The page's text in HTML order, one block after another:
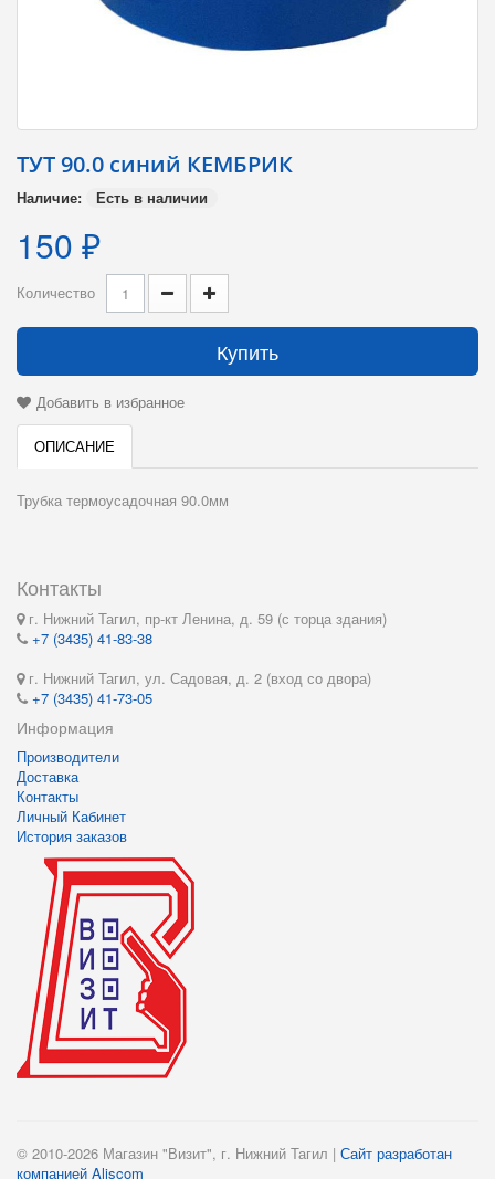
ТУТ 90.0 синий КЕМБРИК
Наличие: Есть в наличии
150 ₽
Количество
Купить
Добавить в избранное
ОПИСАНИЕ
Трубка термоусадочная 90.0мм
Контакты
г. Нижний Тагил, пр-кт Ленина, д. 59 (с торца здания)
+7 (3435) 41-83-38
г. Нижний Тагил, ул. Садовая, д. 2 (вход со двора)
+7 (3435) 41-73-05
Информация
Производители
Доставка
Контакты
Личный Кабинет
История заказов
© 2010-2026 Магазин "Визит", г. Нижний Тагил | Сайт разработан
компанией Aliscom